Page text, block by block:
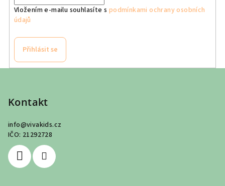
Vložením e-mailu souhlasíte s podmínkami ochrany osobních
údajů
Přihlásit se
Kontakt
info@vivakids.cz
IČO: 21292728